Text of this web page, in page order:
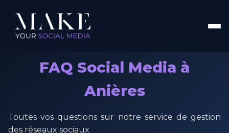
FAQ Social Media à
Anières
Toutes vos questions sur notre service de gestion
des réseaux sociaux